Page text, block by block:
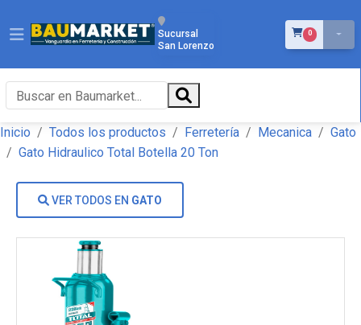
Sucursal
San Lorenzo
0ÍTEMS EN EL
Inicio Todos los productos Ferretería Mecanica
Gato
Gato Hidraulico Total Botella 20 Ton
VER TODOS EN GATO